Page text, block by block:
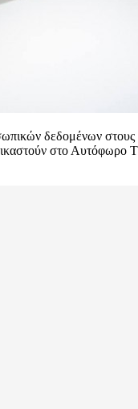
δεδομένων
στο Αυτόφωρο